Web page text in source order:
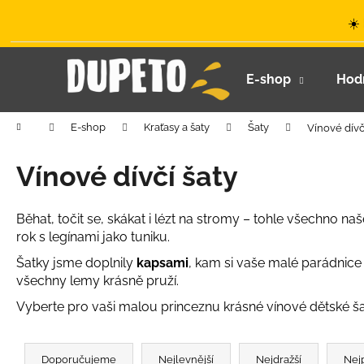
☀️
E-shop
Domů E-shop Kraťasy a šaty Šaty Vínové
Vínové dívčí šaty
Běhat, točit se, skákat i lézt na stromy – tohle všechno
rok s legínami jako tuniku.
Šatky jsme doplnily kapsami, kam si vaše malé
všechny lemy krásně pruží.
Vyberte pro vaši malou princeznu krásné vínové dětské
Ř
Doporučujeme Nejlevnější Nejdražší
š
Zpět
obchodu
Zpět
obchodu
LETNÍ KLOBOUČEK S OUŠKY UV 30